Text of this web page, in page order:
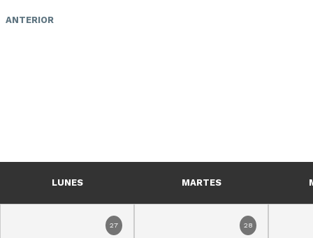
ANTERIOR
LUNES MARTES
27 28